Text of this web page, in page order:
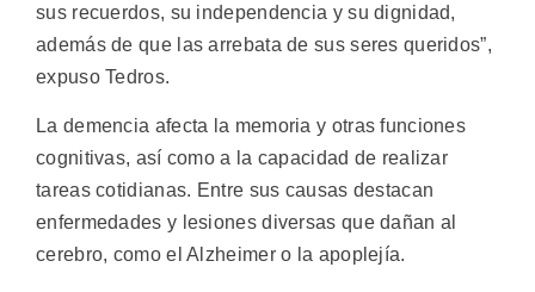
sus recuerdos, su independencia y su dignidad,
además de que las arrebata de sus seres queridos”,
expuso Tedros.
La demencia afecta la memoria y otras funciones
cognitivas, así como a la capacidad de realizar
tareas cotidianas. Entre sus causas destacan
enfermedades y lesiones diversas que dañan al
cerebro, como el Alzheimer o la apoplejía.